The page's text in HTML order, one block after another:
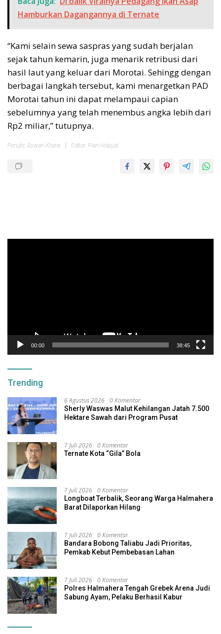
Hamburkan Dagangannya di Ternate
“Kami selain sewa saspras yang sudah berjalan
sejak tahun kemarin, juga menarik retribusi dari
hasil laut yang keluar dari Morotai. Sehingg dengan
berbagai langkah tersebut, kami menargetkan PAD
Morotai tahun ini dapat melampaui capian
sebelumnya yang telah menembus angka lebih dari
Rp2 miliar,” tutupnya.
Penulis: Aswan Kharie Editor: Rian Hidayat
00:00 38:45
Trending
6 Agustus 2026 0 Komentar
Sherly Waswas Malut Kehilangan Jatah 7.500
Hektare Sawah dari Program Pusat
7 Juli 2026 0 Komentar
Ternate Kota “Gila” Bola
7 Juli 2026 0 Komentar
Longboat Terbalik, Seorang Warga Halmahera
Barat Dilaporkan Hilang
7 Juli 2026 0 Komentar
Bandara Bobong Taliabu Jadi Prioritas,
Pemkab Kebut Pembebasan Lahan
7 Juli 2026 0 Komentar
Polres Halmahera Tengah Grebek Arena Judi
Sabung Ayam, Pelaku Berhasil Kabur